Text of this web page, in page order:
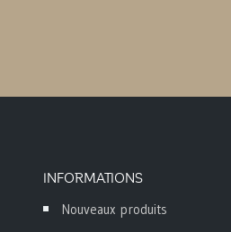
INFORMATIONS
Nouveaux produits